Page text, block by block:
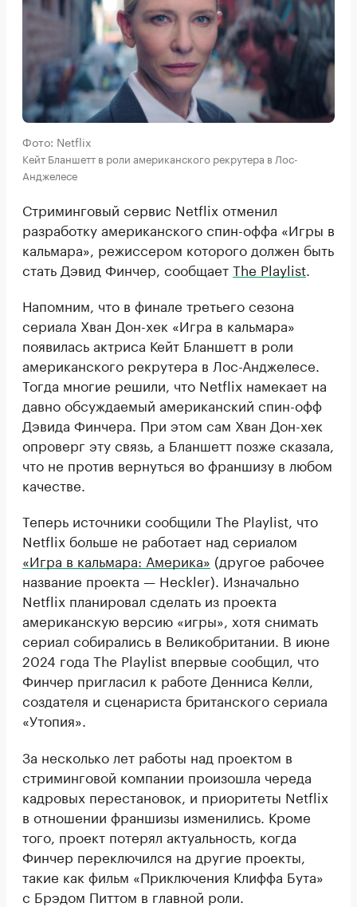
Фото: Netflix
Кейт Бланшетт в роли американского рекрутера в Лос-
Анджелесе
Стриминговый сервис Netflix отменил
разработку американского спин-оффа «Игры в
кальмара», режиссером которого должен быть
стать Дэвид Финчер, сообщаетThe Playlist
Напомним, что в финале третьего сезона
сериала Хван Дон-хек «Игра в кальмара»
появилась актриса Кейт Бланшетт в роли
американского рекрутера в Лос-Анджелесе.
Тогда многие решили, что Netflix намекает на
давно обсуждаемый американский спин-офф
Дэвида Финчера. При этом сам Хван Дон-хек
опроверг эту связь, а Бланшетт позже сказала,
что не против вернуться во франшизу в любом
качестве.
Теперь источники сообщили The Playlist, что
Netflix больше не работает над сериалом
«Игра в кальмара: Америка» (другое рабочее
название проекта — Heckler). Изначально
Netflix планировал сделать из проекта
американскую версию «игры», хотя снимать
сериал собирались в Великобритании. В июне
2024 года The Playlist впервые сообщил, что
Финчер пригласил к работе Денниса Келли,
создателя и сценариста британского сериала
«Утопия».
За несколько лет работы над проектом в
стриминговой компании произошла череда
кадровых перестановок, и приоритеты Netflix
в отношении франшизы изменились. Кроме
того, проект потерял актуальность, когда
Финчер переключился на другие проекты,
такие как фильм «Приключения Клиффа Бута»
с Брэдом Питтом в главной роли.